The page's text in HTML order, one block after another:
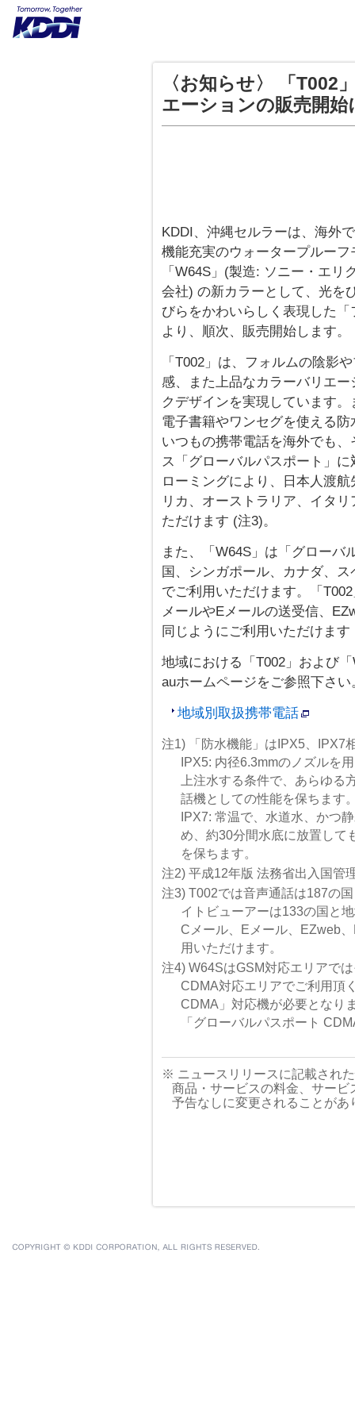
〈お知らせ〉 「T002
エーションの販売開始
KDDI、沖縄セルラーは、海外
機能充実のウォータープルー
「W64S」(製造: ソニー・エ
会社) の新カラーとして、光を
びらをかわいらしく表現した
より、順次、販売開始します。
「T002」は、フォルムの陰影
感、また上品なカラーバリエ
クデザインを実現しています
電子書籍やワンセグを使える
いつもの携帯電話を海外でも
ス「グローバルパスポート」
ローミングにより、日本人渡
リカ、オーストラリア、イタ
ただけます (注3)。
また、「W64S」は「グローバ
国、シンガポール、カナダ、
でご利用いただけます。「
メールやEメールの送受信、
同じようにご利用いただけます
地域における「T002」および
auホームページをご参照下さい
地域別取扱携帯電話
注1) 「防水機能」はIPX5、IPX7
IPX5: 内径6.3mmのノズルを
上注水する条件で、あらゆ
話機としての性能を保ちます
IPX7: 常温で、水道水、かつ
め、約30分間水底に放置して
を保ちます。
注2) 平成12年版 法務省出入国管
注3) T002では音声通話は187の
イトビューアーは133の国と
Cメール、Eメール、EZweb
用いただけます。
注4) W64SはGSM対応エリアで
CDMA対応エリアでご利用頂
CDMA」対応機が必要となり
「グローバルパスポート
※ ニュースリリースに記載され
商品・サービスの料金、サー
予告なしに変更されることが